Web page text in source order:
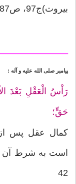
بیروت)ج97، ص87، ح64
پيامبر صلى ‏الله‏ عليه‏ و ‏آله :
رَاْسُ الْعَقْلِ بَعْدَ
حَقٍّ؛
كمال عقل پس از
است به شرط آن
42